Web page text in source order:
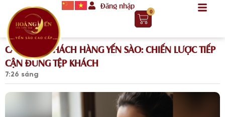
Đăng nhập
0
CÁCH TÌM KHÁCH HÀNG YẾN SÀO: CHIẾN LƯỢC TIẾP
CẬN ĐÚNG TỆP KHÁCH
7:26 sáng